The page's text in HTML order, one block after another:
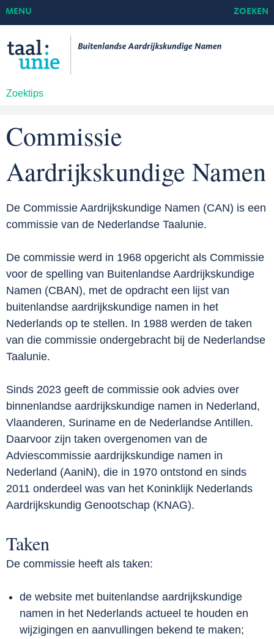
Zoektips
MENU ZOEKEN
Commissie
Aardrijkskundige Namen
De Commissie Aardrijkskundige Namen (CAN) is een
commissie van de Nederlandse Taalunie.
De commissie werd in 1968 opgericht als Commissie
voor de spelling van Buitenlandse Aardrijkskundige
Namen (CBAN), met de opdracht een lijst van
buitenlandse aardrijkskundige namen in het
Nederlands op te stellen. In 1988 werden de taken
van die commissie ondergebracht bij de Nederlandse
Taalunie.
Sinds 2023 geeft de commissie ook advies over
binnenlandse aardrijkskundige namen in Nederland,
Vlaanderen, Suriname en de Nederlandse Antillen.
Daarvoor zijn taken overgenomen van de
Adviescommissie aardrijkskundige namen in
Nederland (AaniN), die in 1970 ontstond en sinds
2011 onderdeel was van het Koninklijk Nederlands
Aardrijkskundig Genootschap (KNAG).
Taken
De commissie heeft als taken:
de website met buitenlandse aardrijkskundige
namen in het Nederlands actueel te houden en
wijzigingen en aanvullingen bekend te maken;